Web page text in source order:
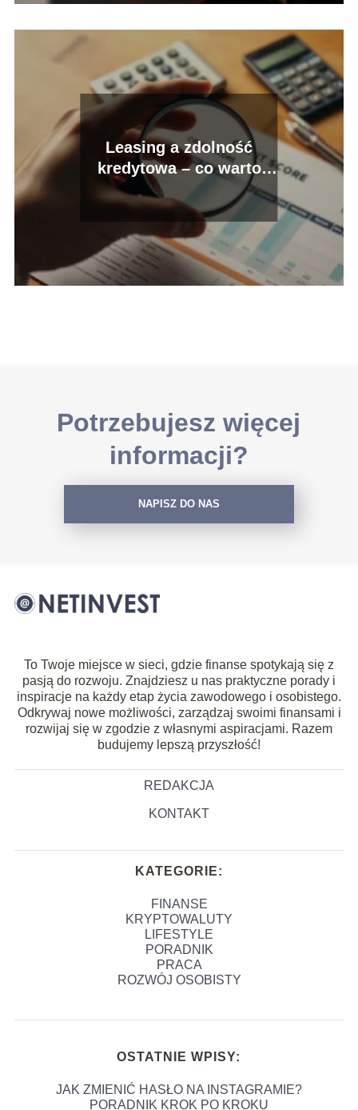
Leasing a zdolność
kredytowa – co warto
wiedzieć?
Potrzebujesz więcej
informacji?
NAPISZ DO NAS
To Twoje miejsce w sieci, gdzie finanse spotykają się z
pasją do rozwoju. Znajdziesz u nas praktyczne porady i
inspiracje na każdy etap życia zawodowego i osobistego.
Odkrywaj nowe możliwości, zarządzaj swoimi finansami i
rozwijaj się w zgodzie z własnymi aspiracjami. Razem
budujemy lepszą przyszłość!
REDAKCJA
KONTAKT
KATEGORIE:
FINANSE
KRYPTOWALUTY
LIFESTYLE
PORADNIK
PRACA
ROZWÓJ OSOBISTY
OSTATNIE WPISY:
JAK ZMIENIĆ HASŁO NA INSTAGRAMIE?
PORADNIK KROK PO KROKU